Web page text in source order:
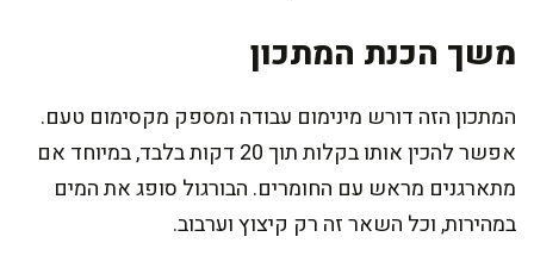
משך הכנת המתכון
המתכון הזה דורש מינימום עבודה ומספק מקסימום טעם.
אפשר להכין אותו בקלות תוך 20 דקות בלבד, במיוחד אם
מתארגנים מראש עם החומרים. הבורגול סופג את המים
במהירות, וכל השאר זה רק קיצוץ וערבוב.